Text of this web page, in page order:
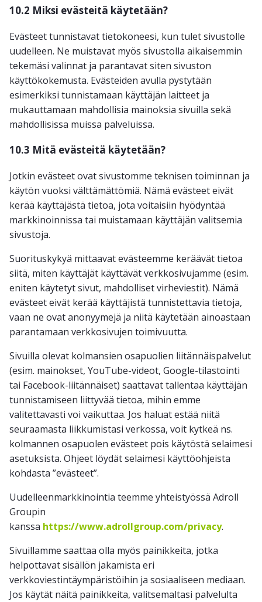
10.2 Miksi evästeitä käytetään?
Evästeet tunnistavat tietokoneesi, kun tulet sivustolle
uudelleen. Ne muistavat myös sivustolla aikaisemmin
tekemäsi valinnat ja parantavat siten sivuston
käyttökokemusta. Evästeiden avulla pystytään
esimerkiksi tunnistamaan käyttäjän laitteet ja
mukauttamaan mahdollisia mainoksia sivuilla sekä
mahdollisissa muissa palveluissa.
10.3 Mitä evästeitä käytetään?
Jotkin evästeet ovat sivustomme teknisen toiminnan ja
käytön vuoksi välttämättömiä. Nämä evästeet eivät
kerää käyttäjästä tietoa, jota voitaisiin hyödyntää
markkinoinnissa tai muistamaan käyttäjän valitsemia
sivustoja.
Suorituskykyä mittaavat evästeemme keräävät tietoa
siitä, miten käyttäjät käyttävät verkkosivujamme (esim.
eniten käytetyt sivut, mahdolliset virheviestit). Nämä
evästeet eivät kerää käyttäjistä tunnistettavia tietoja,
vaan ne ovat anonyymejä ja niitä käytetään ainoastaan
parantamaan verkkosivujen toimivuutta.
Sivuilla olevat kolmansien osapuolien liitännäispalvelut
(esim. mainokset, YouTube-videot, Google-tilastointi
tai Facebook-liitännäiset) saattavat tallentaa käyttäjän
tunnistamiseen liittyvää tietoa, mihin emme
valitettavasti voi vaikuttaa. Jos haluat estää niitä
seuraamasta liikkumistasi verkossa, voit kytkeä ns.
kolmannen osapuolen evästeet pois käytöstä selaimesi
asetuksista. Ohjeet löydät selaimesi käyttöohjeista
kohdasta ”evästeet”.
Uudelleenmarkkinointia teemme yhteistyössä Adroll
Groupin
kanssa https://www.adrollgroup.com/privacy.
Sivuillamme saattaa olla myös painikkeita, jotka
helpottavat sisällön jakamista eri
verkkoviestintäympäristöihin ja sosiaaliseen mediaan.
Jos käytät näitä painikkeita, valitsemaltasi palvelulta